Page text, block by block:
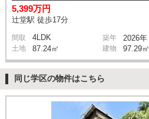
5,399万円
辻堂駅 徒歩17分
間取 4LDK 築年 2026年
土地 87.24㎡ 建物 97.29㎡
同じ学区の物件はこちら